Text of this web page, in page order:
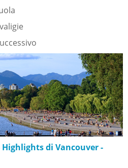
di Vancouver -